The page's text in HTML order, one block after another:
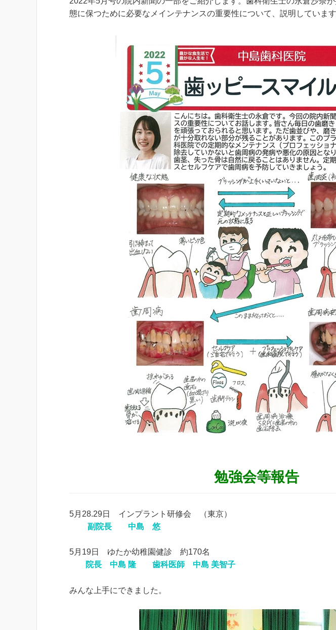
態に保つために必要なメインテナンスの重要性について、説明しています
勉強会等報告
5月28.29日 インプラント研修会 （東京）
副院長 中島 悠
5月19日 ゆたか幼稚園健診 約170名
院長 中島 隆 歯科医師 中島 美智子
みんな上手にできました。